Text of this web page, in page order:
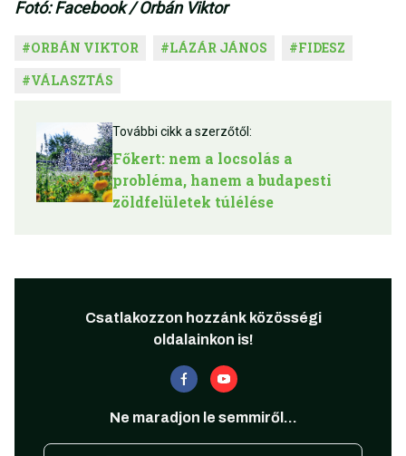
Fotó: Facebook / Orbán Viktor
#ORBÁN VIKTOR #LÁZÁR JÁNOS #FIDESZ
#VÁLASZTÁS
További cikk a szerzőtől:
Főkert: nem a locsolás a
probléma, hanem a budapesti
zöldfelületek túlélése
Csatlakozzon hozzánk közösségi
oldalainkon is!
Ne maradjon le semmiről...